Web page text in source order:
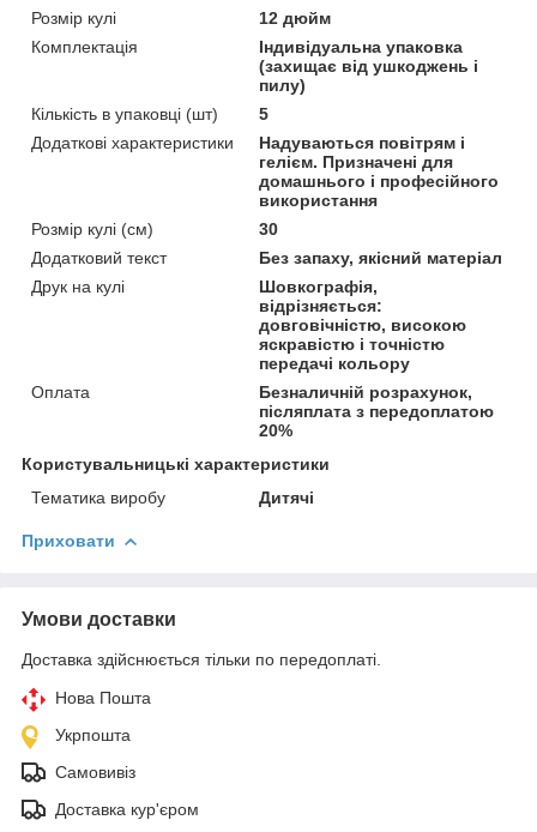
Розмір кулі
12 дюйм
Комплектація
Індивідуальна упаковка
(захищає від ушкоджень і
пилу)
Кількість в упаковці (шт)
5
Додаткові характеристики
Надуваються повітрям і
гелієм. Призначені для
домашнього і професійного
використання
Розмір кулі (см)
30
Додатковий текст
Без запаху, якісний матеріал
Друк на кулі
Шовкографія,
відрізняється:
довговічністю, високою
яскравістю і точністю
передачі кольору
Оплата
Безналичній розрахунок,
післяплата з передоплатою
20%
Користувальницькі характеристики
Тематика виробу
Дитячі
Приховати
Умови доставки
Доставка здійснюється тільки по передоплаті.
Нова Пошта
Укрпошта
Самовивіз
Доставка кур'єром